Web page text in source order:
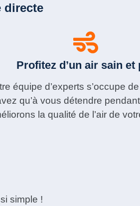
directe
Profitez d’un air sain et
équipe d’experts s’occupe
qu’à vous détendre
la qualité de l’air de
simple !